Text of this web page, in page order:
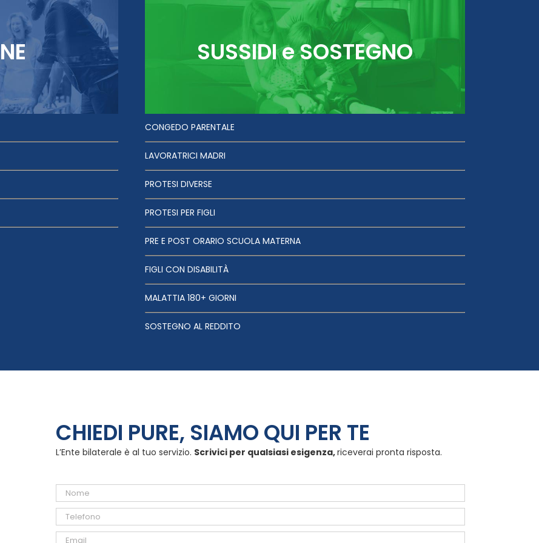
SUSSIDI e SOSTEGNO
CONGEDO PARENTALE
LAVORATRICI MADRI
PROTESI DIVERSE
PROTESI PER FIGLI
PRE E POST ORARIO SCUOLA MATERNA
FIGLI CON DISABILITÀ
MALATTIA 180+ GIORNI
SOSTEGNO AL REDDITO
CHIEDI PURE, SIAMO QUI PER TE
L’Ente bilaterale è al tuo servizio. Scrivici per qualsiasi esigenza,riceverai pronta risposta.